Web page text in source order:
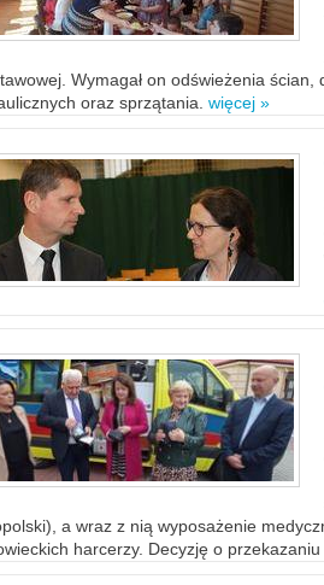
Wymagał on odświeżenia
oraz sprzątania. więcej »
a wraz z nią wyposażenie
harcerzy. Decyzję o